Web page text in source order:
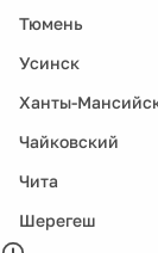
Тюмень
Усинск
Ханты-
Чайковский
Чита
Шерегеш